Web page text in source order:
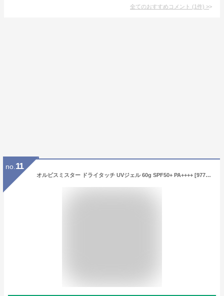
全てのおすすめコメント (1件) >
no. 11
オルビスミスター ドライタッチ UVジェル 60g SPF50+ PA++++ [9770][ゆうパケットパフ対応][BP5]